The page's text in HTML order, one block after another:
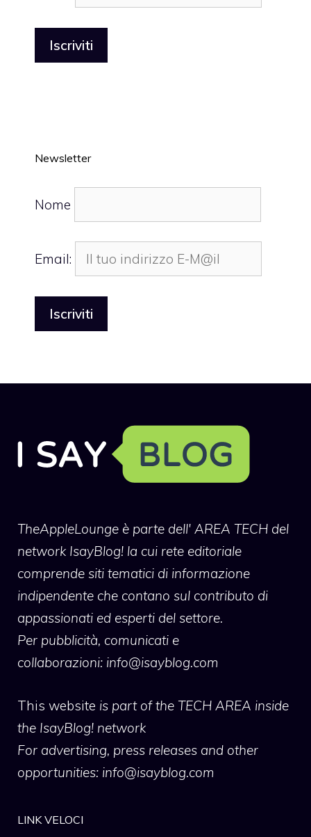
Newsletter
Nome
Email:
TheAppleLounge è parte dell' AREA TECH del
network IsayBlog! la cui rete editoriale
comprende siti tematici di informazione
indipendente che contano sul contributo di
appassionati ed esperti del settore.
Per pubblicità, comunicati e
collaborazioni: info@isayblog.com
This website is part of the TECH AREA inside
the IsayBlog! network
For advertising, press releases and other
opportunities: info@isayblog.com
LINK VELOCI